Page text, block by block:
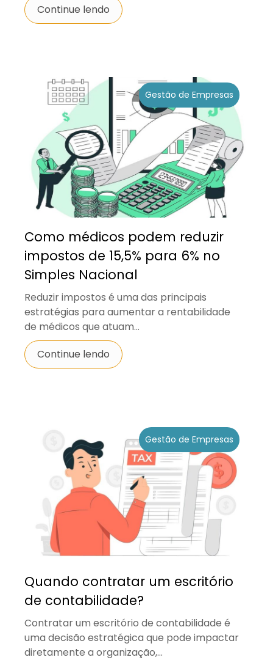
Continue lendo
Gestão de Empresas
Como médicos podem reduzir
impostos de 15,5% para 6% no
Simples Nacional
Reduzir impostos é uma das principais
estratégias para aumentar a rentabilidade
de médicos que atuam...
Continue lendo
Gestão de Empresas
Quando contratar um escritório
de contabilidade?
Contratar um escritório de contabilidade é
uma decisão estratégica que pode impactar
diretamente a organização,...